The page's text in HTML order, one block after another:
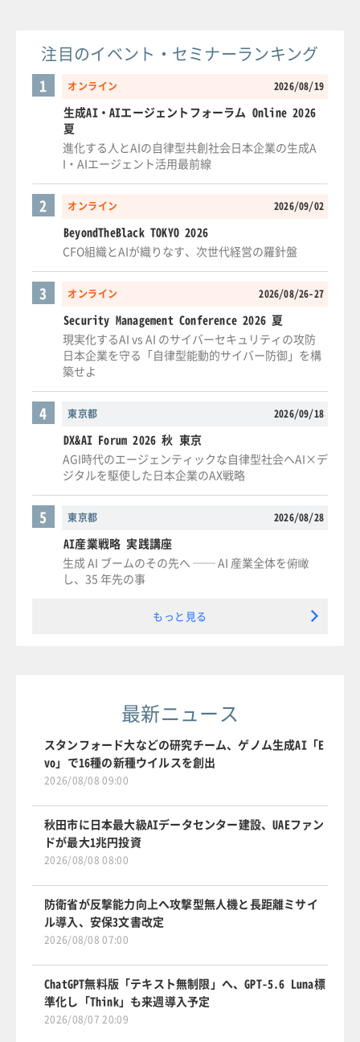
注目のイベント・セミナーランキング
オンライン 2026/08/19
1
生成AI・AIエージェントフォーラム Online 2026
夏
進化する人とAIの自律型共創社会日本企業の生成A
I・AIエージェント活用最前線
オンライン 2026/09/02
2
BeyondTheBlack TOKYO 2026
CFO組織とAIが織りなす、次世代経営の羅針盤
オンライン 2026/08/26-27
3
Security Management Conference 2026 夏
現実化するAI vs AI のサイバーセキュリティの攻防
日本企業を守る「自律型能動的サイバー防御」を構
築せよ
東京都 2026/09/18
4
DX&AI Forum 2026 秋 東京
AGI時代のエージェンティックな自律型社会へAI×デ
ジタルを駆使した日本企業のAX戦略
東京都 2026/08/28
5
AI産業戦略 実践講座
生成 AI ブームのその先へ ── AI 産業全体を俯瞰
し、35 年先の事
もっと見る
最新ニュース
スタンフォード大などの研究チーム、ゲノム生成AI「E
vo」で16種の新種ウイルスを創出
2026/08/08 09:00
秋田市に日本最大級AIデータセンター建設、UAEファン
ドが最大1兆円投資
2026/08/08 08:00
防衛省が反撃能力向上へ攻撃型無人機と長距離ミサイ
ル導入、安保3文書改定
2026/08/08 07:00
ChatGPT無料版「テキスト無制限」へ、GPT-5.6 Luna標
準化し「Think」も来週導入予定
2026/08/07 20:09